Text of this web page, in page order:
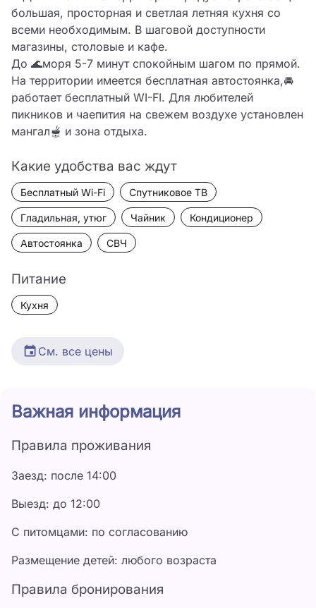
большая, просторная и светлая летняя кухня со
всеми необходимым. В шаговой доступности
магазины, столовые и кафе.
До 🌊моря 5-7 минут спокойным шагом по прямой.
На территории имеется бесплатная автостоянка,🚘
работает бесплатный WI-FI. Для любителей
пикников и чаепития на свежем воздухе установлен
мангал🫕 и зона отдыха.
Какие удобства вас ждут
Бесплатный Wi-Fi Спутниковое ТВ
Гладильная, утюг Чайник Кондиционер
Автостоянка СВЧ
Питание
Кухня
См. все цены
6 мая - 31 мая
1 июня - 30 июня
1 июля - 31 июля
1 августа - 31 августа
1 сентября - 30 сентября
1 октября - 31 декабря
Важная информация
Правила проживания
Заезд: после 14:00
Выезд: до 12:00
С питомцами: по согласованию
Размещение детей: любого возраста
Правила бронирования